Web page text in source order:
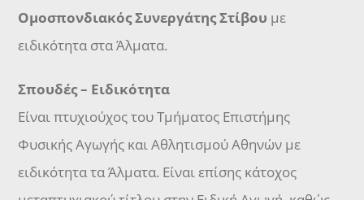
Ομοσπονδιακός Συνεργάτης Στίβου με
ειδικότητα στα Άλματα.
Σπουδές – Ειδικότητα
Είναι πτυχιούχος του Τμήματος Επιστήμης
Φυσικής Αγωγής και Αθλητισμού Αθηνών με
ειδικότητα τα Άλματα. Είναι επίσης κάτοχος